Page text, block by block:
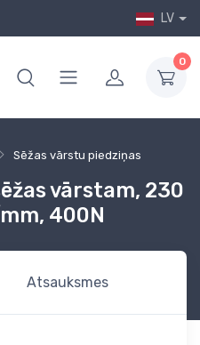
LV
0
Sēžas vārstu piedziņas
vārstam, 230
400N
Atsauksmes